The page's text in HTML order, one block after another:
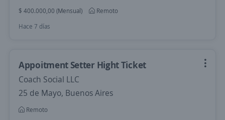
$ 400.000,00 (Mensual)
Remoto
Hace 7 días
Appoitment Setter Hight Ticket
Coach Social LLC
25 de Mayo, Buenos Aires
Remoto